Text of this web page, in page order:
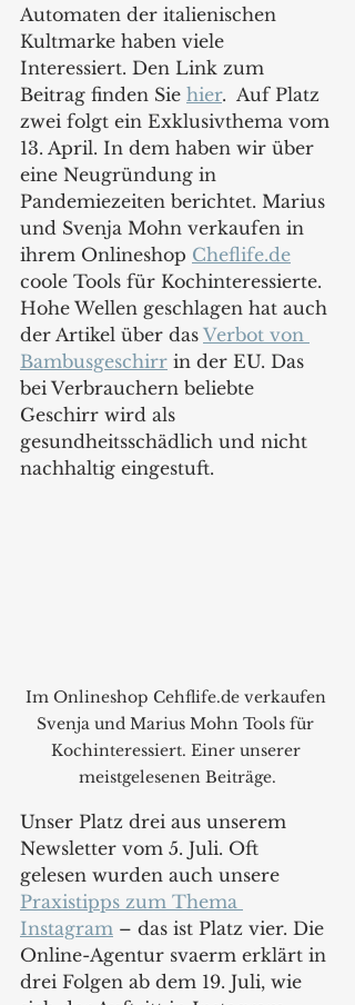
Automaten der italienischen
Kultmarke haben viele
Interessiert. Den Link zum
Beitrag finden Sie hier.  Auf Platz
zwei folgt ein Exklusivthema vom
13. April. In dem haben wir über
eine Neugründung in
Pandemiezeiten berichtet. Marius
und Svenja Mohn verkaufen in
ihrem Onlineshop Cheflife.de
coole Tools für Kochinteressierte.
Hohe Wellen geschlagen hat auch
der Artikel über das Verbot von
Bambusgeschirr in der EU. Das
bei Verbrauchern beliebte
Geschirr wird als
gesundheitsschädlich und nicht
nachhaltig eingestuft.
Im Onlineshop Cehflife.de verkaufen
Svenja und Marius Mohn Tools für
Kochinteressiert. Einer unserer
meistgelesenen Beiträge.
Unser Platz drei aus unserem
Newsletter vom 5. Juli. Oft
gelesen wurden auch unsere
Praxistipps zum Thema
Instagram – das ist Platz vier. Die
Online-Agentur svaerm erklärt in
drei Folgen ab dem 19. Juli, wie